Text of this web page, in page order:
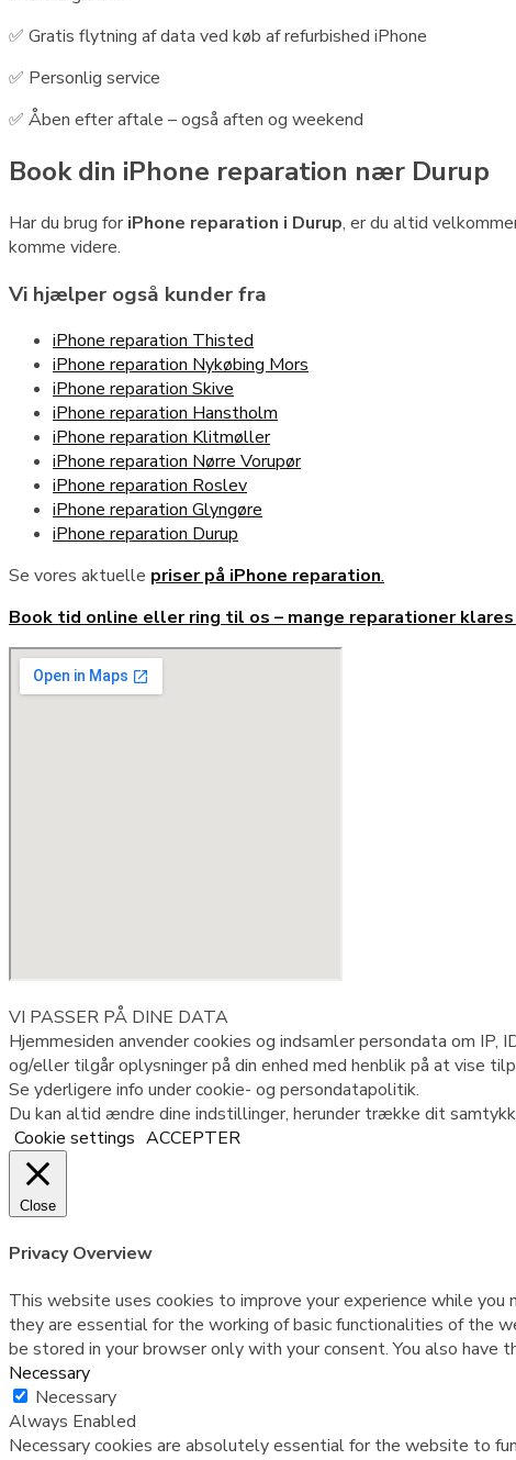
✅ Gratis flytning af data ved køb af refurbished iPhone
✅ Personlig service
✅ Åben efter aftale – også aften og weekend
Book din iPhone reparation nær Durup
Har du brug for iPhone reparation i Durup, er du altid
komme videre.
Vi hjælper også kunder fra
iPhone reparation Thisted
iPhone reparation Nykøbing Mors
iPhone reparation Skive
iPhone reparation Hanstholm
iPhone reparation Klitmøller
iPhone reparation Nørre Vorupør
iPhone reparation Roslev
iPhone reparation Glyngøre
iPhone reparation Durup
Se vores aktuelle priser på iPhone reparation.
Book tid online eller ring til os – mange reparationer
VI PASSER PÅ DINE DATA
Hjemmesiden anvender cookies og indsamler persondata om
og/eller tilgår oplysninger på din enhed med henblik på at vise
Se yderligere info under cookie- og persondatapolitik.
Du kan altid ændre dine indstillinger, herunder trække dit
Cookie settings ACCEPTER
Close
Privacy Overview
This website uses cookies to improve your experience while
they are essential for the working of basic functionalities of the
be stored in your browser only with your consent. You also
Necessary
Necessary
Always Enabled
Necessary cookies are absolutely essential for the website to